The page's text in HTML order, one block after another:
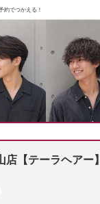
約でつかえる！
【テーラヘアー】